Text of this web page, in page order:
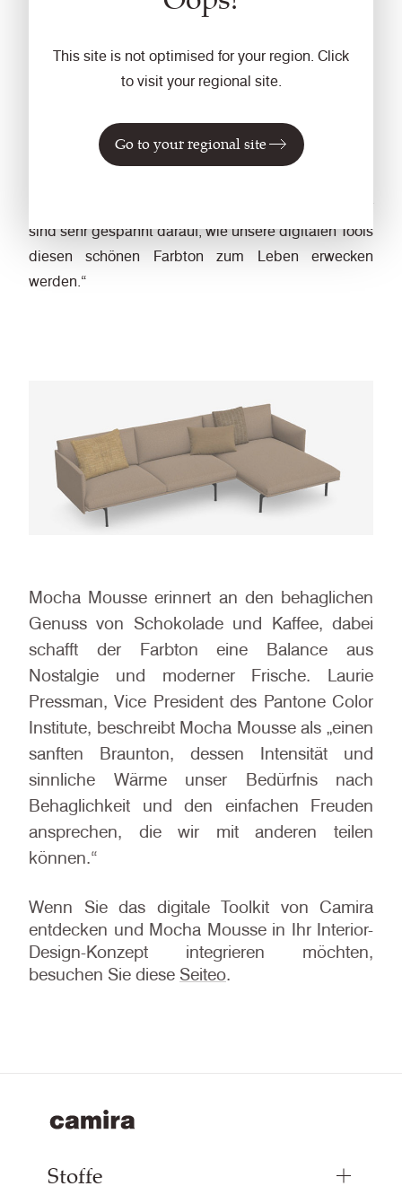
This site is not optimised for your region. Click
to visit your regional site.
Go to your regional site
Suche nach Stoffen erleichtern, denn diese intuitive
spart Zeit bei der Recherche und ermöglicht es
Fachleuten, schnell die Produkte zu finden, die
Birkhead weiter: „Mocha Mousse ist eine
sind sehr gespannt darauf, wie unsere digitalen Tools
diesen schönen Farbton zum Leben erwecken
werden.“
Mocha Mousse erinnert an den behaglichen
Genuss von Schokolade und Kaffee, dabei
schafft der Farbton eine Balance aus
Nostalgie und moderner Frische. Laurie
Pressman, Vice President des Pantone Color
Institute, beschreibt Mocha Mousse als „einen
sanften Braunton, dessen Intensität und
sinnliche Wärme unser Bedürfnis nach
Behaglichkeit und den einfachen Freuden
ansprechen, die wir mit anderen teilen
können.“
Wenn Sie das digitale Toolkit von Camira
entdecken und Mocha Mousse in Ihr Interior-
Design-Konzept integrieren möchten,
besuchen Sie diese Seiteo.
Stoffe